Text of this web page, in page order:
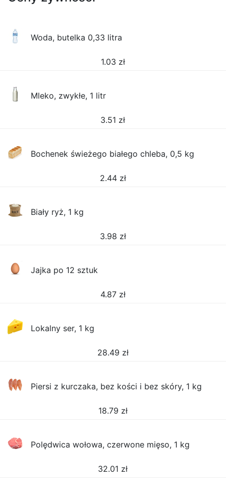
Woda, butelka 0,33 litra
1.03 zł
Mleko, zwykłe, 1 litr
3.51 zł
Bochenek świeżego białego chleba, 0,5 kg
2.44 zł
Biały ryż, 1 kg
3.98 zł
Jajka po 12 sztuk
4.87 zł
Lokalny ser, 1 kg
28.49 zł
Piersi z kurczaka, bez kości i bez skóry, 1 kg
18.79 zł
Polędwica wołowa, czerwone mięso, 1 kg
32.01 zł